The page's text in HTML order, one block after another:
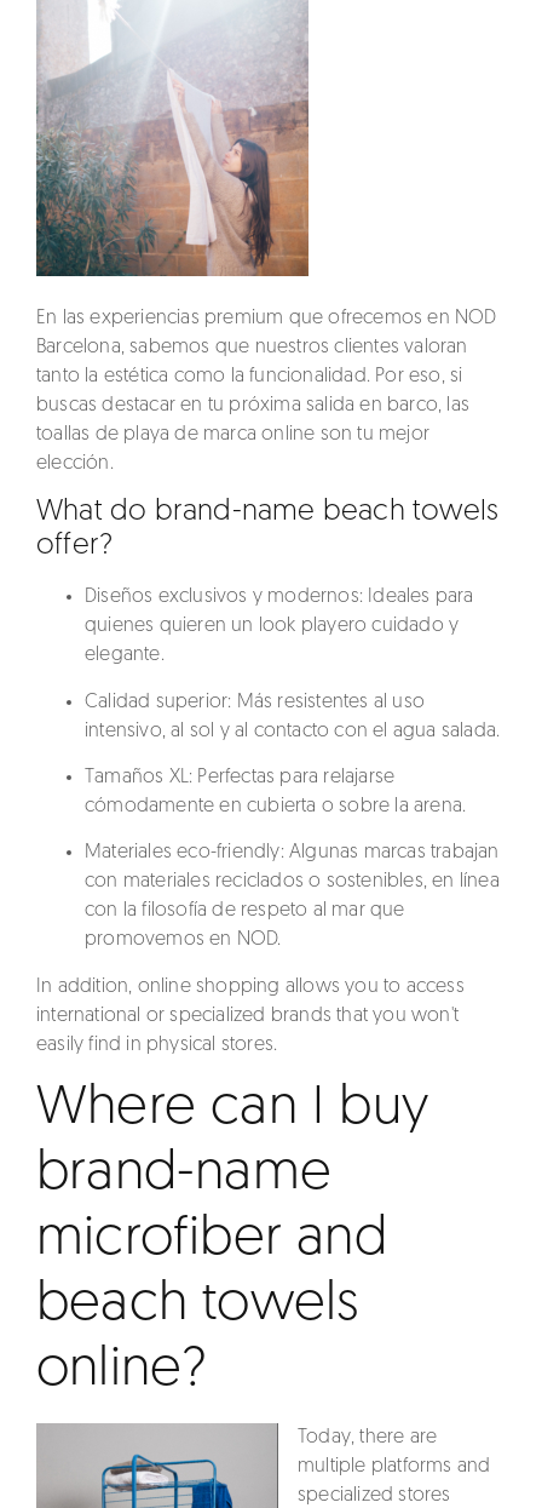
En las experiencias premium que ofrecemos en NOD
Barcelona, sabemos que nuestros clientes valoran
tanto la estética como la funcionalidad. Por eso, si
buscas destacar en tu próxima salida en barco, las
toallas de playa de marca online son tu mejor
elección.
What do brand-name beach towels
offer?
Diseños exclusivos y modernos: Ideales para
quienes quieren un look playero cuidado y
elegante.
Calidad superior: Más resistentes al uso
intensivo, al sol y al contacto con el agua salada.
Tamaños XL: Perfectas para relajarse
cómodamente en cubierta o sobre la arena.
Materiales eco-friendly: Algunas marcas trabajan
con materiales reciclados o sostenibles, en línea
con la filosofía de respeto al mar que
promovemos en NOD.
In addition, online shopping allows you to access
international or specialized brands that you won't
easily find in physical stores.
Where can I buy
brand-name
microfiber and
beach towels
online?
Today, there are
multiple platforms and
specialized stores